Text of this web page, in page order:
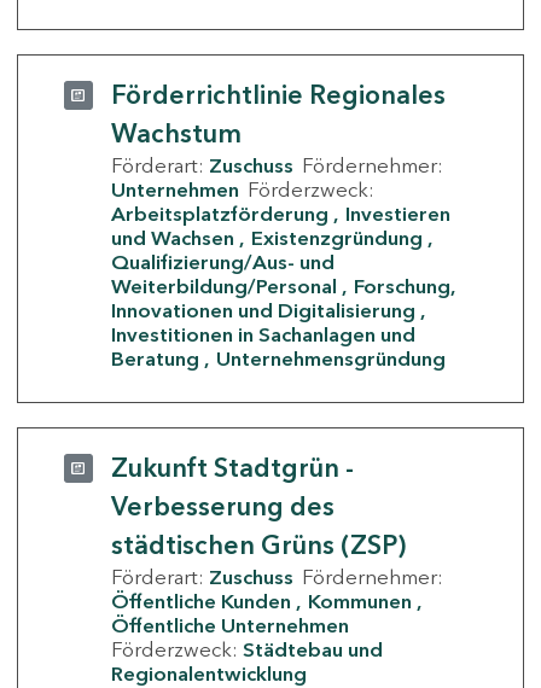
Förderrichtlinie Regionales
Wachstum
Förderart: Zuschuss Fördernehmer:
Unternehmen Förderzweck:
Arbeitsplatzförderung
Investieren
und Wachsen
Existenzgründung
Qualifizierung/Aus- und
Weiterbildung/Personal
Forschung,
Innovationen und Digitalisierung
Investitionen in Sachanlagen und
Beratung
Unternehmensgründung
Zukunft Stadtgrün -
Verbesserung des
städtischen Grüns (ZSP)
Förderart: Zuschuss Fördernehmer:
Öffentliche Kunden
Kommunen
Öffentliche Unternehmen
Förderzweck: Städtebau und
Regionalentwicklung